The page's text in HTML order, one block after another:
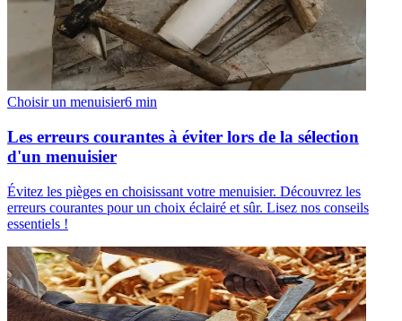
Choisir un menuisier6 min
Les erreurs courantes à éviter lors de la sélection
d'un menuisier
Évitez les pièges en choisissant votre menuisier. Découvrez les
erreurs courantes pour un choix éclairé et sûr. Lisez nos conseils
essentiels !